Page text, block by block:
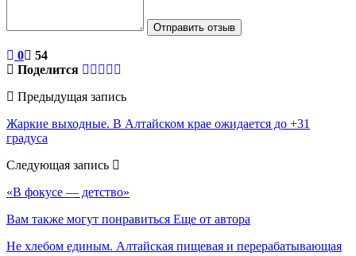
Отправить отзыв
0
54
Поделится
Предыдущая запись
Жаркие выходные. В Алтайском крае ожидается до +31
градуса
Следующая запись
«В фокусе — детство»
Вам также могут понравиться Еще от автора
Не хлебом единым. Алтайская пищевая и перерабатывающая